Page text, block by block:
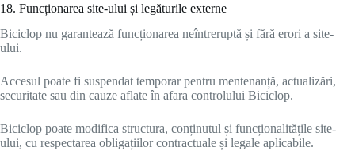
18. Funcționarea site-ului și legăturile externe
Biciclop nu garantează funcționarea neîntreruptă și fără erori a site-
ului.
Accesul poate fi suspendat temporar pentru mentenanță, actualizări,
securitate sau din cauze aflate în afara controlului Biciclop.
Biciclop poate modifica structura, conținutul și funcționalitățile site-
ului, cu respectarea obligațiilor contractuale și legale aplicabile.